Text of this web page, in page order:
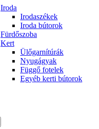
Iroda
Irodaszékek
Iroda bútorok
Fürdőszoba
Kert
Ülőgarnítúrák
Nyugágyak
Függő fotelek
Egyéb kerti bútorok